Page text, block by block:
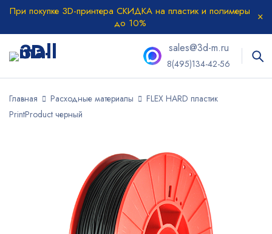
При покупке 3D-принтера СКИДКА на пластик и полимеры
до 10%
sales@3d-m.ru
8(495)134-42-56
Главная Расходные материалы
FLEX HARD пластик
PrintProduct черный